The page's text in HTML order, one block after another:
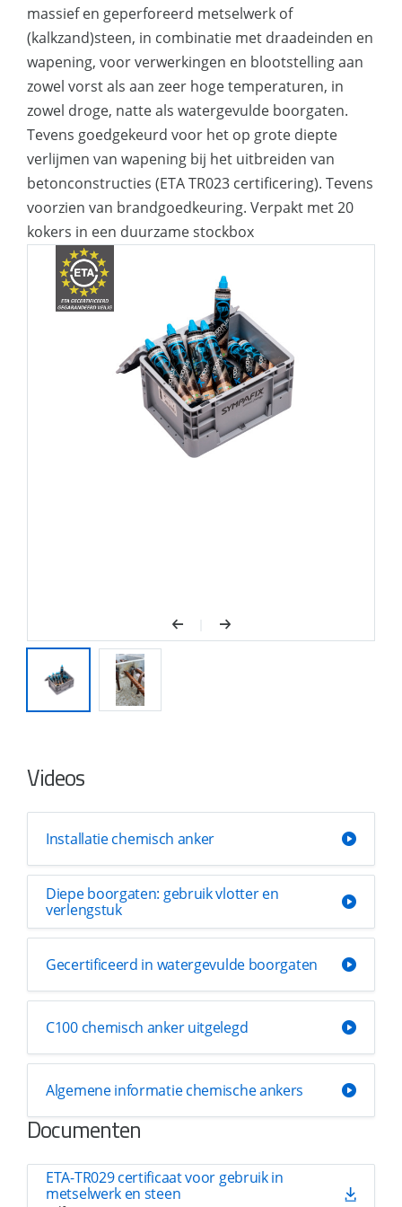
Videos
Installatie chemisch anker
Diepe boorgaten: gebruik vlotter en
verlengstuk
Gecertificeerd in watergevulde boorgaten
C100 chemisch anker uitgelegd
Algemene informatie chemische ankers
Documenten
ETA-TR029 certificaat voor gebruik in
metselwerk en steen
gebruik in afgesloten ruimtes (A+
certificering)
ETA goedgekeurd voor zeer kleine rand-
en hart op hart afstanden
Korte uithardingstijd
voor vrijwel alle voorkomende
toepassingen
massief en geperforeerd metselwerk of
(kalkzand)steen, in combinatie met draadeinden en
wapening, voor verwerkingen en blootstelling aan
zowel vorst als aan zeer hoge temperaturen, in
zowel droge, natte als watergevulde boorgaten.
Tevens goedgekeurd voor het op grote diepte
verlijmen van wapening bij het uitbreiden van
betonconstructies (ETA TR023 certificering). Tevens
voorzien van brandgoedkeuring. Verpakt met 20
kokers in een duurzame stockbox